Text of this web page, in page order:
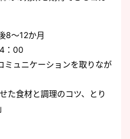
8～12か月
：00
ミュニケーションを取りなが
た食材と調理のコツ、とり